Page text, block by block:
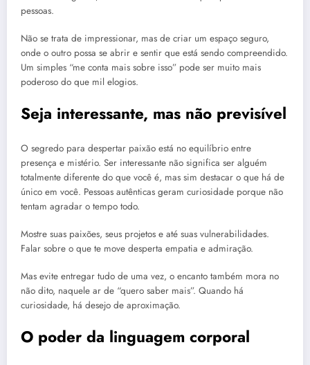
pessoas.
Não se trata de impressionar, mas de criar um espaço seguro,
onde o outro possa se abrir e sentir que está sendo compreendido.
Um simples “me conta mais sobre isso” pode ser muito mais
poderoso do que mil elogios.
Seja interessante, mas não previsível
O segredo para despertar paixão está no equilíbrio entre
presença e mistério. Ser interessante não significa ser alguém
totalmente diferente do que você é, mas sim destacar o que há de
único em você. Pessoas autênticas geram curiosidade porque não
tentam agradar o tempo todo.
Mostre suas paixões, seus projetos e até suas vulnerabilidades.
Falar sobre o que te move desperta empatia e admiração.
Mas evite entregar tudo de uma vez, o encanto também mora no
não dito, naquele ar de “quero saber mais”. Quando há
curiosidade, há desejo de aproximação.
O poder da linguagem corporal